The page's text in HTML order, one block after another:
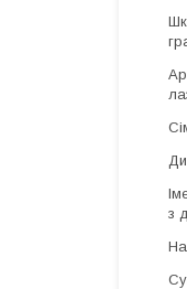
з